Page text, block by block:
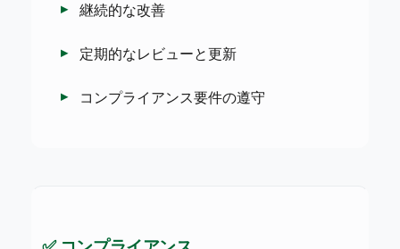
継続的な改善
定期的なレビューと更新
コンプライアンス要件の遵守